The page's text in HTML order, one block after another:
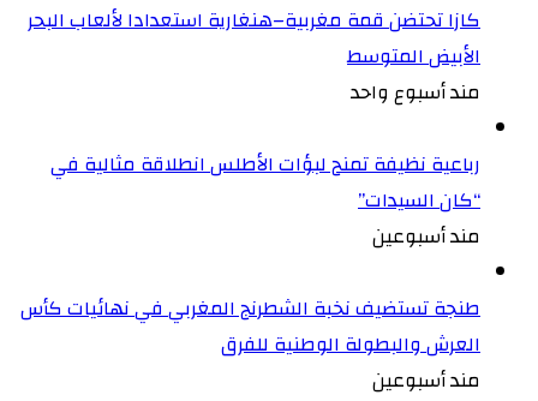
كازا تحتضن قمة مغربية–هنغارية استعدادا لألعاب البحر
الأبيض المتوسط
مند أسبوع واحد
رباعية نظيفة تمنح لبؤات الأطلس انطلاقة مثالية في
“كان السيدات”
مند أسبوعين
طنجة تستضيف نخبة الشطرنج المغربي في نهائيات كأس
العرش والبطولة الوطنية للفرق
مند أسبوعين